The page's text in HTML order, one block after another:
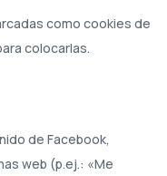
como cookies de
colocarlas.
de Facebook,
web (p.ej.: «Me